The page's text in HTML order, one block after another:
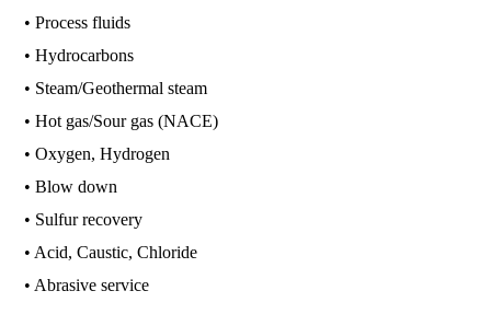
• Process fluids
• Hydrocarbons
• Steam/Geothermal steam
• Hot gas/Sour gas (NACE)
• Oxygen, Hydrogen
• Blow down
• Sulfur recovery
• Acid, Caustic, Chloride
• Abrasive service